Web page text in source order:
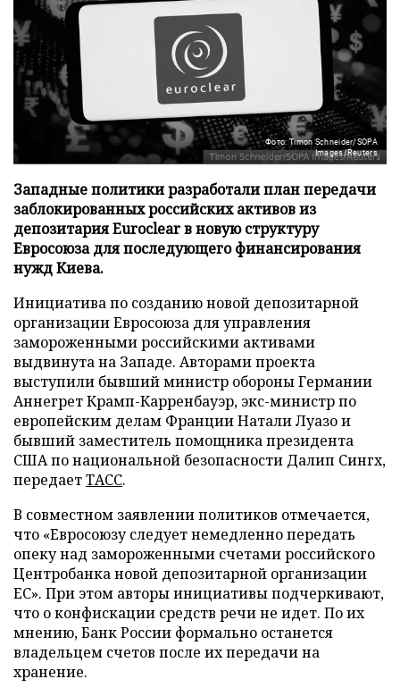
Фото: Timon Schneider/SOPA
Images/Reuters
Западные политики разработали план передачи
заблокированных российских активов из
депозитария Euroclear в новую структуру
Евросоюза для последующего финансирования
нужд Киева.
Инициатива по созданию новой депозитарной
организации Евросоюза для управления
замороженными российскими активами
выдвинута на Западе. Авторами проекта
выступили бывший министр обороны Германии
Аннегрет Крамп-Карренбауэр, экс-министр по
европейским делам Франции Натали Луазо и
бывший заместитель помощника президента
США по национальной безопасности Далип Сингх,
передаетТАСС.
В совместном заявлении политиков отмечается,
что «Евросоюзу следует немедленно передать
опеку над замороженными счетами российского
Центробанка новой депозитарной организации
ЕС». При этом авторы инициативы подчеркивают,
что о конфискации средств речи не идет. По их
мнению, Банк России формально останется
владельцем счетов после их передачи на
хранение.